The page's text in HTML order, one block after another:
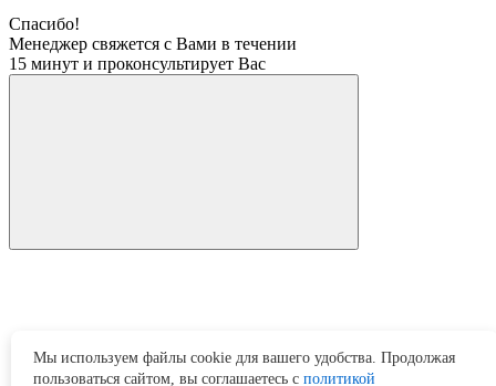
Мы используем файлы cookie для вашего удобства. Продолжая
пользоваться сайтом, вы соглашаетесь с политикой
Спасибо!
Менеджер свяжется с Вами в течении
15 минут и проконсультирует Вас